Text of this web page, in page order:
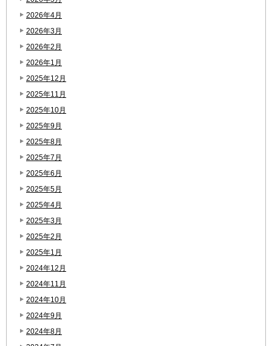
2026年4月
2026年3月
2026年2月
2026年1月
2025年12月
2025年11月
2025年10月
2025年9月
2025年8月
2025年7月
2025年6月
2025年5月
2025年4月
2025年3月
2025年2月
2025年1月
2024年12月
2024年11月
2024年10月
2024年9月
2024年8月